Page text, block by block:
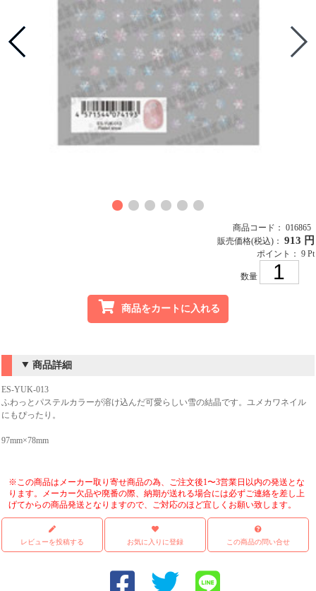
商品コード： 016865
販売価格(税込)： 913 円
ポイント： 9 Pt
数量
商品をカートに入れる
商品詳細
ES-YUK-013
ふわっとパステルカラーが溶け込んだ可愛らしい雪の結晶です。ユメカワネイル
にもぴったり。
97mm×78mm
※この商品はメーカー取り寄せ商品の為、ご注文後1〜3営業日以内の発送とな
ります。メーカー欠品や廃番の際、納期が送れる場合には必ずご連絡を差し上
げてからの商品発送となりますので、ご対応のほど宜しくお願い致します。
レビューを投稿する お気に入りに登録 この商品の問い合せ